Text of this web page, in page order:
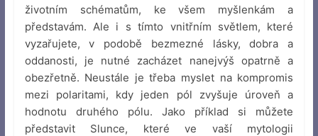
životním schématům, ke všem myšlenkám a
představám. Ale i s tímto vnitřním světlem, které
vyzařujete, v podobě bezmezné lásky, dobra a
oddanosti, je nutné zacházet nanejvýš opatrně a
obezřetně. Neustále je třeba myslet na kompromis
mezi polaritami, kdy jeden pól zvyšuje úroveň a
hodnotu druhého pólu. Jako příklad si můžete
představit Slunce, které ve vaší mytologii